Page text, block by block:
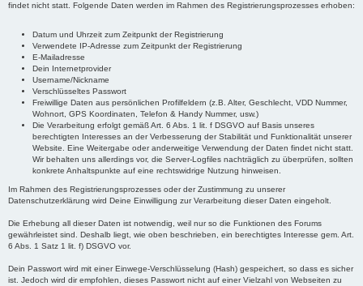
findet nicht statt. Folgende Daten werden im Rahmen des Registrierungsprozesses erhoben:
Datum und Uhrzeit zum Zeitpunkt der Registrierung
Verwendete IP-Adresse zum Zeitpunkt der Registrierung
E-Mailadresse
Dein Internetprovider
Username/Nickname
Verschlüsseltes Passwort
Freiwillige Daten aus persönlichen Profilfeldern (z.B. Alter, Geschlecht, VDD Nummer,
Wohnort, GPS Koordinaten, Telefon & Handy Nummer, usw.)
Die Verarbeitung erfolgt gemäß Art. 6 Abs. 1 lit. f DSGVO auf Basis unseres
berechtigten Interesses an der Verbesserung der Stabilität und Funktionalität unserer
Website. Eine Weitergabe oder anderweitige Verwendung der Daten findet nicht statt.
Wir behalten uns allerdings vor, die Server-Logfiles nachträglich zu überprüfen, sollten
konkrete Anhaltspunkte auf eine rechtswidrige Nutzung hinweisen.
Im Rahmen des Registrierungsprozesses oder der Zustimmung zu unserer
Datenschutzerklärung wird Deine Einwilligung zur Verarbeitung dieser Daten eingeholt.
Die Erhebung all dieser Daten ist notwendig, weil nur so die Funktionen des Forums
gewährleistet sind. Deshalb liegt, wie oben beschrieben, ein berechtigtes Interesse gem. Art.
6 Abs. 1 Satz 1 lit. f) DSGVO vor.
Dein Passwort wird mit einer Einwege-Verschlüsselung (Hash) gespeichert, so dass es sicher
ist. Jedoch wird dir empfohlen, dieses Passwort nicht auf einer Vielzahl von Webseiten zu